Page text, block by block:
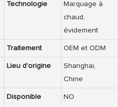
Technologie
Marquage à
chaud,
évidement
Traitement OEM et ODM
Lieu d'origine
Shanghai,
Chine
Disponible NO